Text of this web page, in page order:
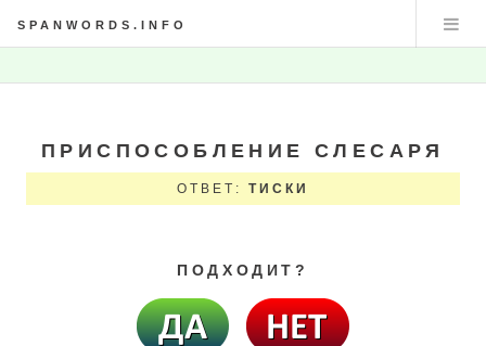
SPANWORDS.INFO
ПРИСПОСОБЛЕНИЕ СЛЕСАРЯ
ОТВЕТ:ТИСКИ
ПОДХОДИТ?